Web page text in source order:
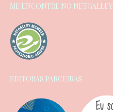
ME ENCONTRE NO NETGALLEY
EDITORAS PARCEIRAS